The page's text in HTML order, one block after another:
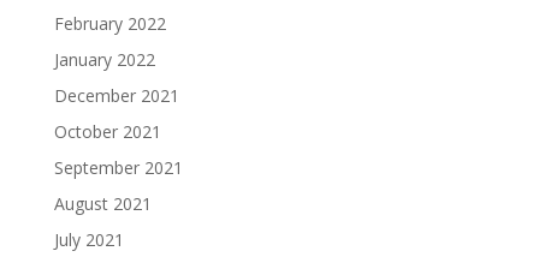
February 2022
January 2022
December 2021
October 2021
September 2021
August 2021
July 2021